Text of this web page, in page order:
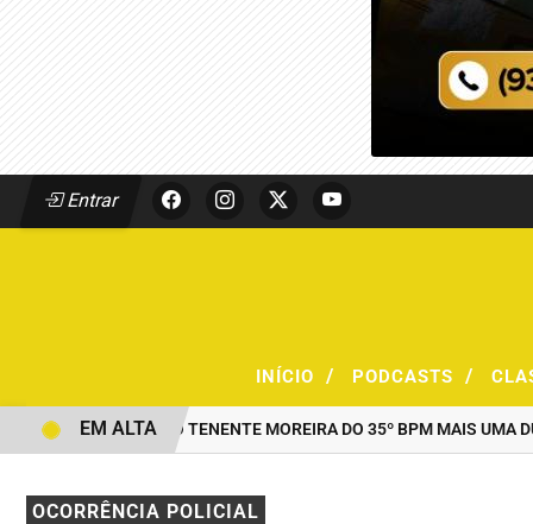
Entrar
INÍCIO / PODCASTS /
AO COMANDO DO TENENTE MOREIRA DO 35º BPM MAIS UMA
EM ALTA
OCORRÊNCIA POLICIAL